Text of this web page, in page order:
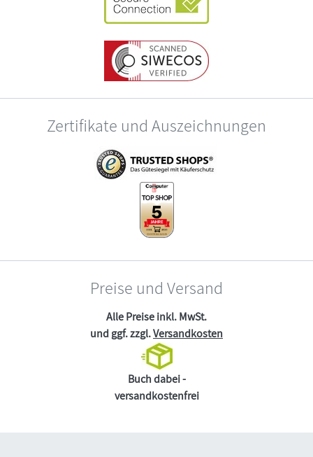
Zertifikate und Auszeichnungen
Preise und Versand
Alle Preise inkl. MwSt.
und ggf. zzgl.Versandkosten
Buch dabei -
versandkostenfrei